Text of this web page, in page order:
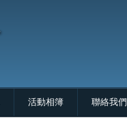
活動相簿 聯絡我們